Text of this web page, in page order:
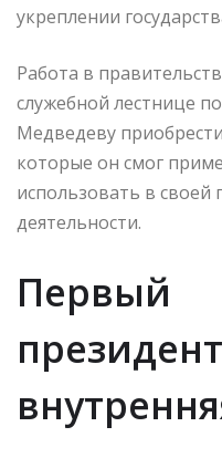
укреплении
Работа в
служебной лестнице
Медведеву
которые он смог
использовать в
деятельности.
Первый